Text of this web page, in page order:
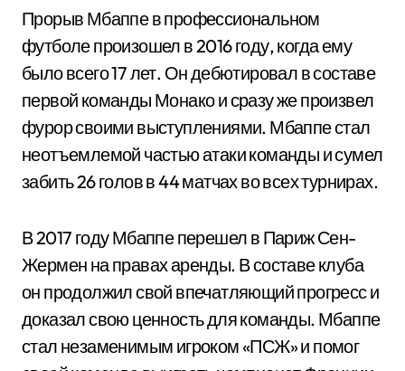
Прорыв Мбаппе в профессиональном
футболе произошел в 2016 году, когда ему
было всего 17 лет. Он дебютировал в составе
первой команды Монако и сразу же произвел
фурор своими выступлениями. Мбаппе стал
неотъемлемой частью атаки команды и сумел
забить 26 голов в 44 матчах во всех турнирах.
В 2017 году Мбаппе перешел в Париж Сен-
Жермен на правах аренды. В составе клуба
он продолжил свой впечатляющий прогресс и
доказал свою ценность для команды. Мбаппе
стал незаменимым игроком «ПСЖ» и помог